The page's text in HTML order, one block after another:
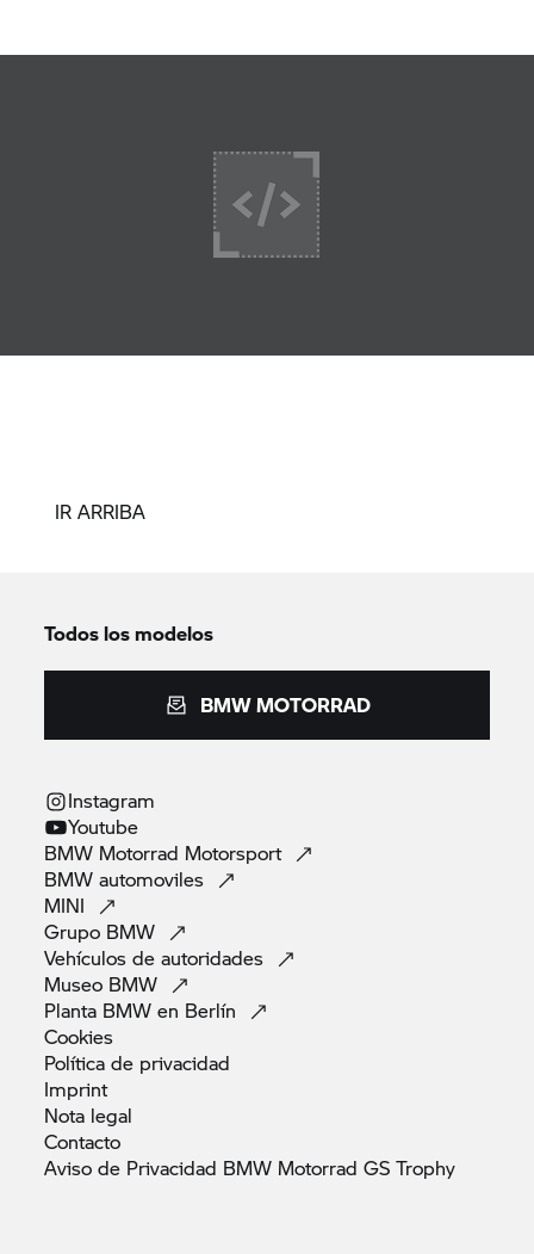
IR ARRIBA
Todos los modelos
BMW MOTORRAD
Instagram
Youtube
BMW Motorrad Motorsport
BMWautomoviles
MINI
Grupo BMW
Vehículos deautoridades
Museo BMW
Planta BMW en Berlín
Cookies
Política de privacidad
Imprint
Nota legal
Contacto
Aviso de Privacidad BMW Motorrad GSTrophy